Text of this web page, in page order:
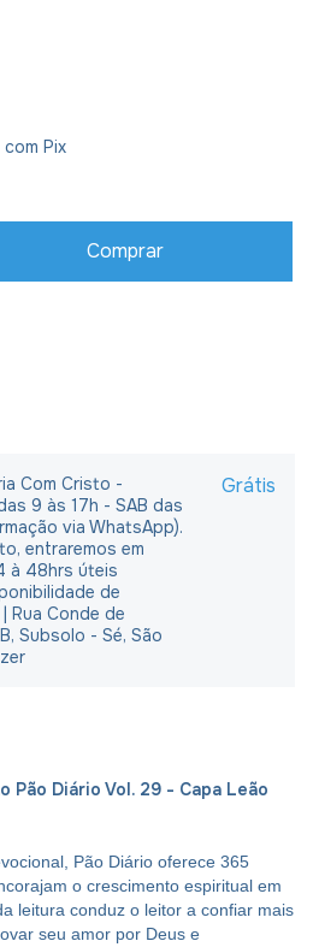
Pix
Com Cristo -
9 às 17h - SAB das
via WhatsApp).
entraremos em
à 48hrs úteis
de
Rua Conde de
Subsolo - Sé, São
Grátis
Pão Diário Vol. 29 - Capa Leão
Pão Diário oferece 365
o crescimento espiritual em
leitura conduz o leitor a confiar mais
seu amor por Deus e